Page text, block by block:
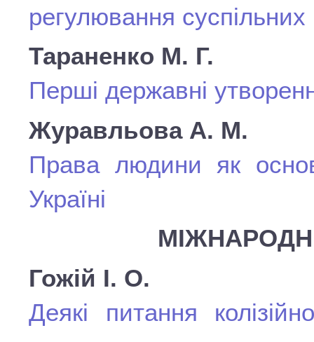
регулювання суспільних
Тараненко М. Г.
Перші державні
Журавльова А. М.
Права людини як
Україні
Гожій І. О.
Деякі питання